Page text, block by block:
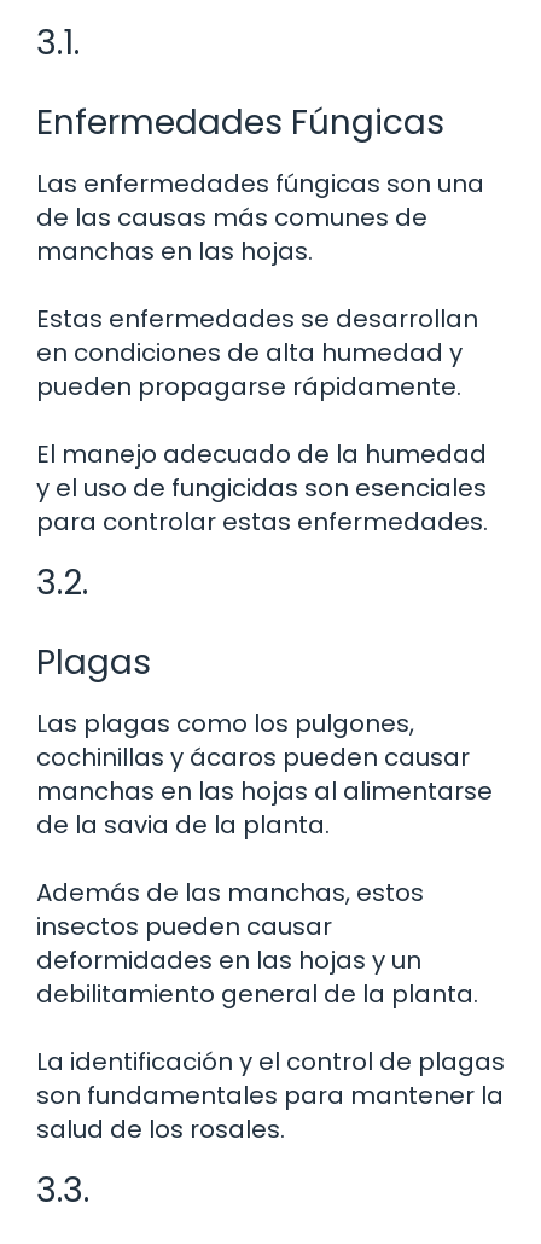
3.1.
Enfermedades Fúngicas
Las enfermedades fúngicas son una
de las causas más comunes de
manchas en las hojas.
Estas enfermedades se desarrollan
en condiciones de alta humedad y
pueden propagarse rápidamente.
El manejo adecuado de la humedad
y el uso de fungicidas son esenciales
para controlar estas enfermedades.
3.2.
Plagas
Las plagas como los pulgones,
cochinillas y ácaros pueden causar
manchas en las hojas al alimentarse
de la savia de la planta.
Además de las manchas, estos
insectos pueden causar
deformidades en las hojas y un
debilitamiento general de la planta.
La identificación y el control de plagas
son fundamentales para mantener la
salud de los rosales.
3.3.